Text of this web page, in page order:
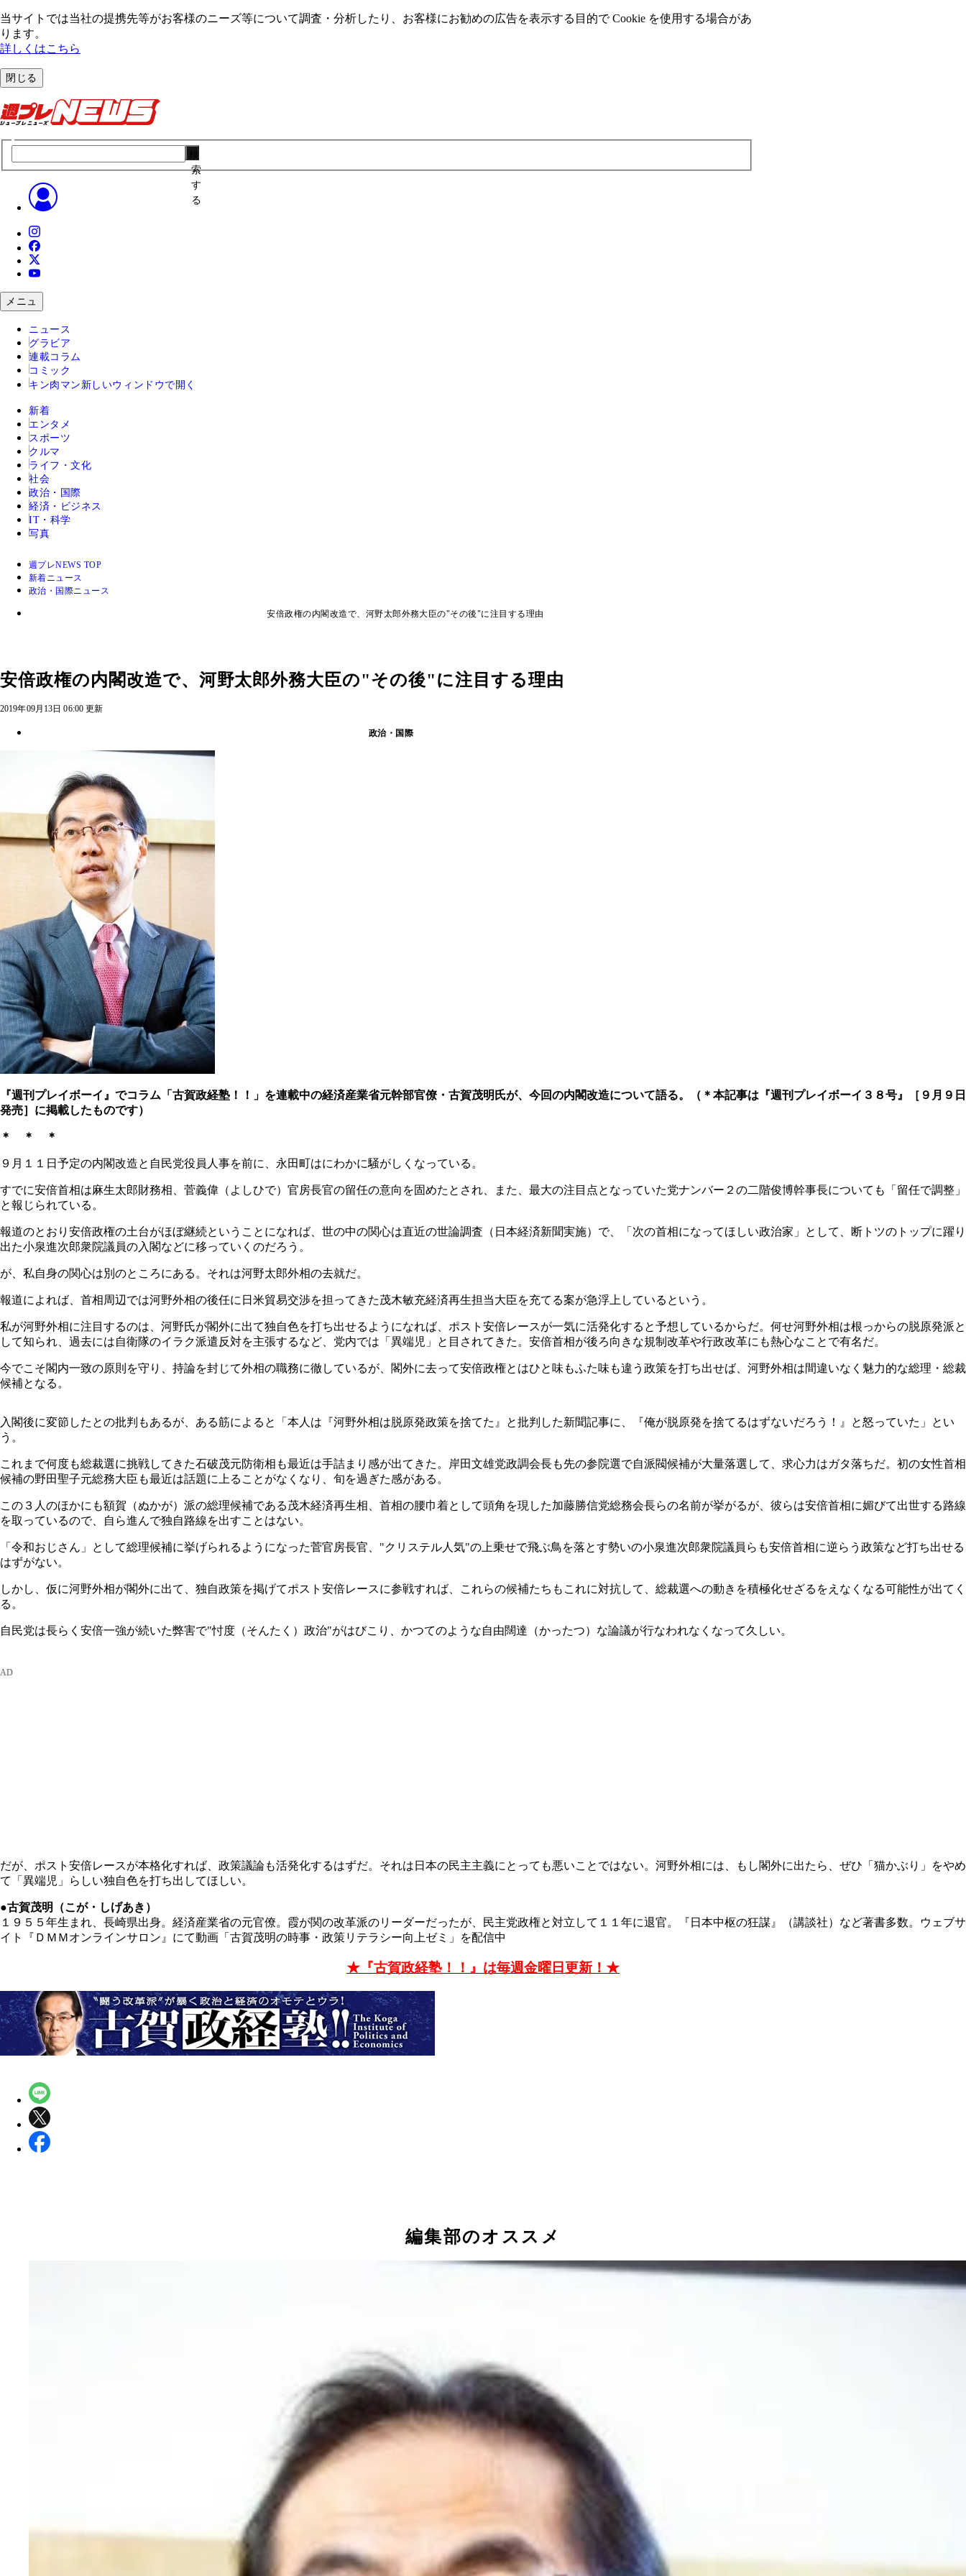
当サイトでは当社の提携先等がお客様のニーズ等について調査・分析したり、お客様にお勧めの広告を表⽰する⽬的で Cookie を使⽤する場合があ
ります。
詳しくはこちら
閉じる
索
す
る
メニュ
ニュース
グラビア
連載コラム
コミック
キン肉マン 新しいウィンドウで開く
新着
エンタメ
スポーツ
クルマ
ライフ・文化
社会
政治・国際
経済・ビジネス
IT・科学
写真
週プレNEWS TOP
新着ニュース
政治・国際ニュース
安倍政権の内閣改造で、河野太郎外務大臣の"その後"に注目する理由
安倍政権の内閣改造で、河野太郎外務大臣の"その後"に注目する理由
2019年09月13日 06:00 更新
政治・国際
『週刊プレイボーイ』でコラム「古賀政経塾！！」を連載中の経済産業省元幹部官僚・古賀茂明氏が、今回の内閣改造について語る。（ ＊本記事は『週刊プレイボーイ ３８号 』［９月９日
発売］に掲載したものです）
＊ ＊ ＊
９月１１日予定の内閣改造と自民党役員人事を前に、永田町はにわかに騒がしくなっている。
すでに安倍首相は麻生太郎財務相、菅義偉（よしひで）官房長官の留任の意向を固めたとされ、また、最大の注目点となっていた党ナンバー２の二階俊博幹事長についても「留任で調整」
と報じられている。
報道のとおり安倍政権の土台がほぼ継続ということになれば、世の中の関心は直近の世論調査（日本経済新聞実施）で、「次の首相になってほしい政治家」として、断トツのトップに躍り
出た小泉進次郎衆院議員の入閣などに移っていくのだろう。
が、私自身の関心は別のところにある。それは河野太郎外相の去就だ。
報道によれば、首相周辺では河野外相の後任に日米貿易交渉を担ってきた茂木敏充経済再生担当大臣を充てる案が急浮上しているという。
私が河野外相に注目するのは、河野氏が閣外に出て独自色を打ち出せるようになれば、ポスト安倍レースが一気に活発化すると予想しているからだ。何せ河野外相は根っからの脱原発派と
して知られ、過去には自衛隊のイラク派遣反対を主張するなど、党内では「異端児」と目されてきた。安倍首相が後ろ向きな規制改革や行政改革にも熱心なことで有名だ。
今でこそ閣内一致の原則を守り、持論を封じて外相の職務に徹しているが、閣外に去って安倍政権とはひと味もふた味も違う政策を打ち出せば、河野外相は間違いなく魅力的な総理・総裁
候補となる。
入閣後に変節したとの批判もあるが、ある筋によると「本人は『河野外相は脱原発政策を捨てた』と批判した新聞記事に、『俺が脱原発を捨てるはずないだろう！』と怒っていた」とい
う。
これまで何度も総裁選に挑戦してきた石破茂元防衛相も最近は手詰まり感が出てきた。岸田文雄党政調会長も先の参院選で自派閥候補が大量落選して、求心力はガタ落ちだ。初の女性首相
候補の野田聖子元総務大臣も最近は話題に上ることがなくなり、旬を過ぎた感がある。
この３人のほかにも額賀（ぬかが）派の総理候補である茂木経済再生相、首相の腰巾着として頭角を現した加藤勝信党総務会長らの名前が挙がるが、彼らは安倍首相に媚びて出世する路線
を取っているので、自ら進んで独自路線を出すことはない。
「令和おじさん」として総理候補に挙げられるようになった菅官房長官、"クリステル人気"の上乗せで飛ぶ鳥を落とす勢いの小泉進次郎衆院議員らも安倍首相に逆らう政策など打ち出せる
はずがない。
しかし、仮に河野外相が閣外に出て、独自政策を掲げてポスト安倍レースに参戦すれば、これらの候補たちもこれに対抗して、総裁選への動きを積極化せざるをえなくなる可能性が出てく
る。
自民党は長らく安倍一強が続いた弊害で"忖度（そんたく）政治"がはびこり、かつてのような自由闊達（かったつ）な論議が行なわれなくなって久しい。
だが、ポスト安倍レースが本格化すれば、政策議論も活発化するはずだ。それは日本の民主主義にとっても悪いことではない。河野外相には、もし閣外に出たら、ぜひ「猫かぶり」をやめ
て「異端児」らしい独自色を打ち出してほしい。
●古賀茂明（こが・しげあき）
１９５５年生まれ、長崎県出身。経済産業省の元官僚。霞が関の改革派のリーダーだったが、民主党政権と対立して１１年に退官。『日本中枢の狂謀』（講談社）など著書多数。ウェブサ
イト『ＤＭＭオンラインサロン』にて動画「古賀茂明の時事・政策リテラシー向上ゼミ」を配信中
★『古賀政経塾！！』は毎週金曜日更新！★
編集部のオススメ